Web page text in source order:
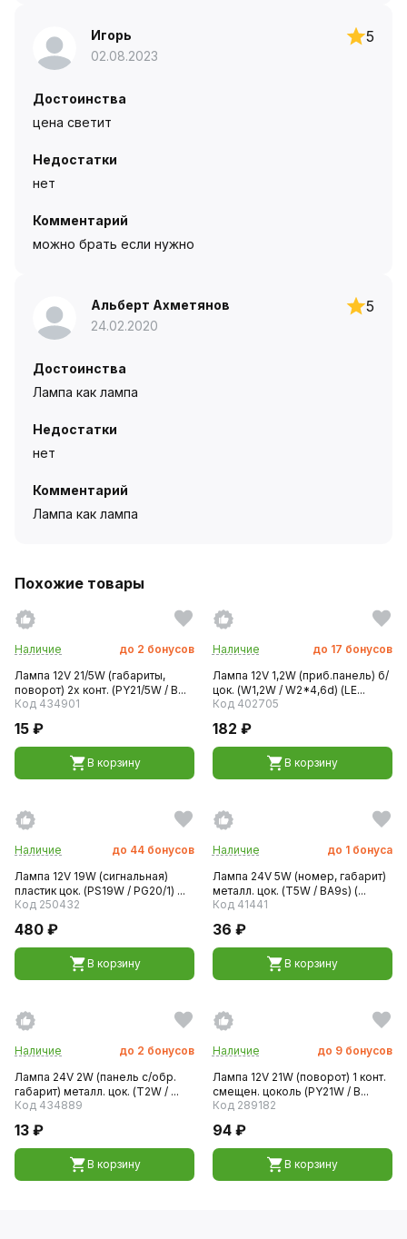
Игорь
02.08.2023
5
Достоинства
цена светит
Недостатки
нет
Комментарий
можно брать если нужно
Альберт Ахметянов
24.02.2020
5
Достоинства
Лампа как лампа
Недостатки
нет
Комментарий
Лампа как лампа
Похожие товары
Наличие до 2 бонусов
Лампа 12V 21/5W (габариты,
поворот) 2х конт. (PY21/5W / B...
Код 434901
15 ₽
В корзину
Наличие до 17 бонусов
Лампа 12V 1,2W (приб.панель) б/
цок. (W1,2W / W2*4,6d) (LE...
Код 402705
182 ₽
В корзину
Наличие до 44 бонусов
Лампа 12V 19W (сигнальная)
пластик цок. (PS19W / PG20/1) ...
Код 250432
480 ₽
В корзину
Наличие до 1 бонуса
Лампа 24V 5W (номер, габарит)
металл. цок. (T5W / BA9s) (...
Код 41441
36 ₽
В корзину
Наличие до 2 бонусов
Лампа 24V 2W (панель с/обр.
габарит) металл. цок. (T2W / ...
Код 434889
13 ₽
В корзину
Наличие до 9 бонусов
Лампа 12V 21W (поворот) 1 конт.
смещен. цоколь (PY21W / B...
Код 289182
94 ₽
В корзину